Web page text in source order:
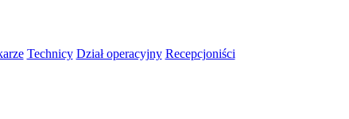
Technicy Dział operacyjny Recepcjoniści